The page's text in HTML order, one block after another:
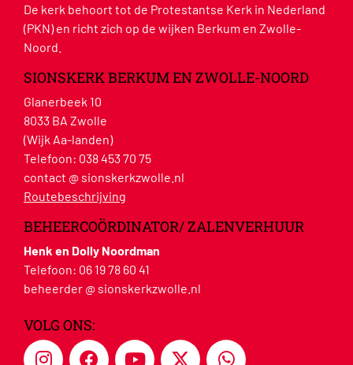
De kerk behoort tot de Protestantse Kerk in Nederland
(PKN) en richt zich op de wijken Berkum en Zwolle-
Noord.
SIONSKERK BERKUM EN ZWOLLE-NOORD
Glanerbeek 10
8033 BA Zwolle
(Wijk Aa-landen)
Telefoon: 038 453 70 75
contact @ sionskerkzwolle.nl
Routebeschrijving
BEHEERCOÖRDINATOR/ ZALENVERHUUR
Henk en Dolly Noordman
Telefoon: 06 19 78 60 41
beheerder @ sionskerkzwolle.nl
VOLG ONS: